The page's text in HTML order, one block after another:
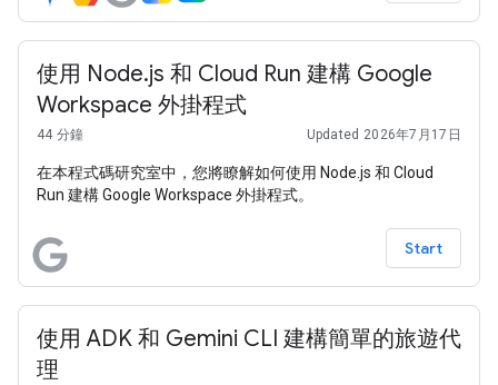
使用 Node.js 和 Cloud Run 建構 Google
Workspace 外掛程式
44 分鐘 Updated 2026年7月17日
在本程式碼研究室中，您將瞭解如何使用 Node.js 和 Cloud
Run 建構 Google Workspace 外掛程式。
Start
使用 ADK 和 Gemini CLI 建構簡單的旅遊代
理